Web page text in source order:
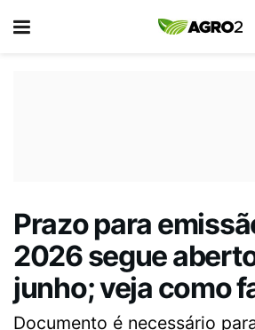
Prazo para
2026 segue
junho; veja como
Documento é necessário